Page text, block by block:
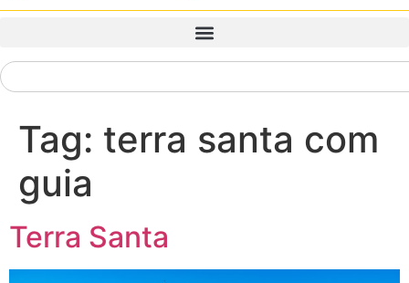
Tag: terra santa com
guia
Terra Santa